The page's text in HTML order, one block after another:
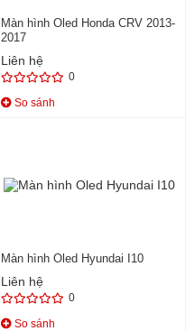
Màn hình Oled Honda CRV 2013-
2017
Liên hệ
0
So sánh
Màn hình Oled Hyundai I10
Liên hệ
0
So sánh